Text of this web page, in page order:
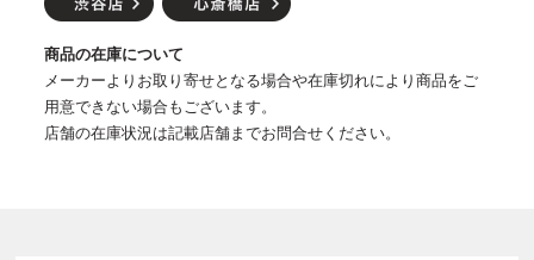
商品の在庫について
メーカーよりお取り寄せとなる場合や在庫切れにより商品をご
用意できない場合もございます。
店舗の在庫状況は記載店舗までお問合せください。